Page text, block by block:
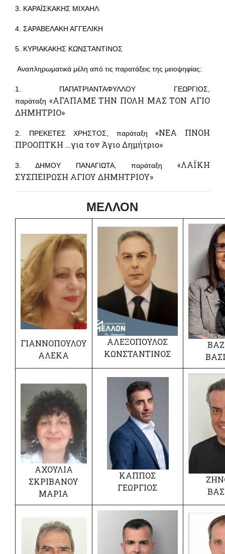
3. ΚΑΡΑΪΣΚΑΚΗΣ ΜΙΧΑΗΛ
4. ΣΑΡΑΒΕΛΑΚΗ ΑΓΓΕΛΙΚΗ
5. ΚΥΡΙΑΚΑΚΗΣ ΚΩΝΣΤΑΝΤΙΝΟΣ
Αναπληρωματικά μέλη από τις παρατάξεις της μειοψηφίας:
1. ΠΑΠΑΤΡΙΑΝΤΑΦΥΛΛΟΥ ΓΕΩΡΓΙΟΣ,
παράταξη «ΑΓΑΠΑΜΕ ΤΗΝ ΠΟΛΗ ΜΑΣ ΤΟΝ ΑΓΙΟ
ΔΗΜΗΤΡΙΟ»
2. ΠΡΕΚΕΤΕΣ ΧΡΗΣΤΟΣ, παράταξη«ΝΕΑ ΠΝΟΗ
ΠΡΟΟΠΤΚΗ …για τον Άγιο Δημήτριο»
3. ΔΗΜΟΥ ΠΑΝΑΓΙΩΤΑ, παράταξη «ΛΑΪΚΗ
ΣΥΣΠΕΙΡΩΣΗ ΑΓΙΟΥ ΔΗΜΗΤΡΙΟΥ»
ΜΕΛΛΟΝ
ΓΙΑΝΝΟΠΟΥΛΟΥ
ΑΛΕΚΑ
ΑΛΕΞΟΠΟΥΛΟΣ
ΚΩΝΣΤΑΝΤΙΝΟΣ
ΑΧΟΥΛΙΑ
ΣΚΡΙΒΑΝΟΥ
ΜΑΡΙΑ
ΚΑΠΠΟΣ
ΓΕΩΡΓΙΟΣ